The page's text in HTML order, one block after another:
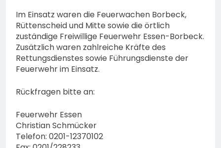
Im Einsatz waren die Feuerwachen Borbeck,
Rüttenscheid und Mitte sowie die örtlich
zuständige Freiwillige Feuerwehr Essen-Borbeck.
Zusätzlich waren zahlreiche Kräfte des
Rettungsdienstes sowie Führungsdienste der
Feuerwehr im Einsatz.
Rückfragen bitte an:
Feuerwehr Essen
Christian Schmücker
Telefon: 0201-12370102